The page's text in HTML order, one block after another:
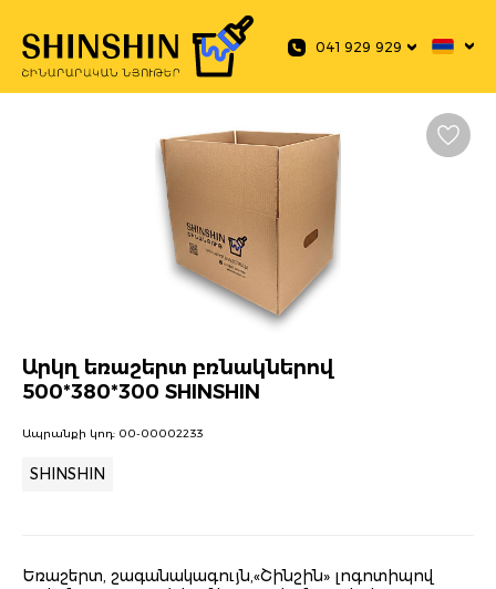
041 929 929
Արկղ եռաշերտ բռնակներով
500*380*300 SHINSHIN
Ապրանքի կոդ: 00-00002233
SHINSHIN
Եռաշերտ, շագանակագույն,«Շինշին» լոգոտիպով